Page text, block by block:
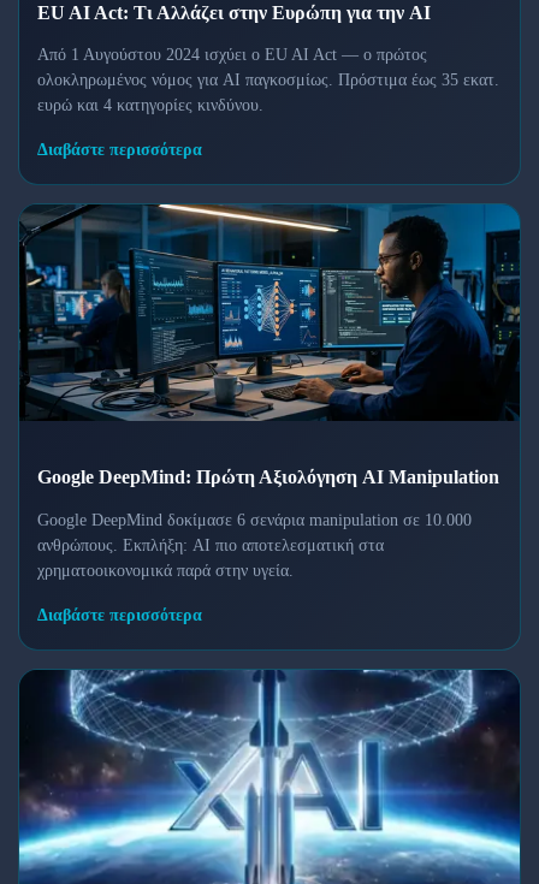
EU AI Act: Τι Αλλάζει στην Ευρώπη για την AI
Από 1 Αυγούστου 2024 ισχύει ο EU AI Act — ο πρώτος
ολοκληρωμένος νόμος για AI παγκοσμίως. Πρόστιμα έως 35 εκατ.
ευρώ και 4 κατηγορίες κινδύνου.
Διαβάστε περισσότερα
Google DeepMind: Πρώτη Αξιολόγηση AI Manipulation
Google DeepMind δοκίμασε 6 σενάρια manipulation σε 10.000
ανθρώπους. Εκπλήξη: AI πιο αποτελεσματική στα
χρηματοοικονομικά παρά στην υγεία.
Διαβάστε περισσότερα